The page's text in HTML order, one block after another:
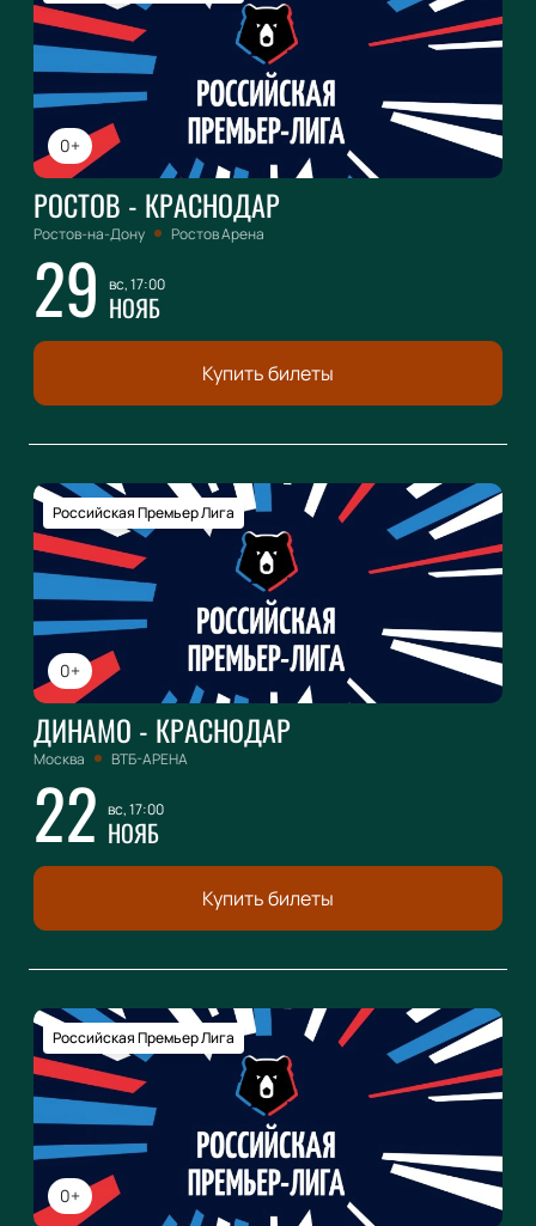
0+
РОСТОВ - КРАСНОДАР
Ростов-на-Дону Ростов Арена
29 вс, 17:00
НОЯБ
Купить билеты
0+
Российская Премьер Лига
ДИНАМО - КРАСНОДАР
Москва ВТБ-АРЕНА
22 вс, 17:00
НОЯБ
Купить билеты
0+
Российская Премьер Лига